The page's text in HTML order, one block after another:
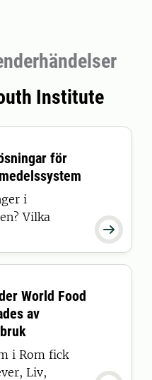
Institute

för
i
Vilka
länder som
bli en
i
World Food
av
i Rom fick
Liv,